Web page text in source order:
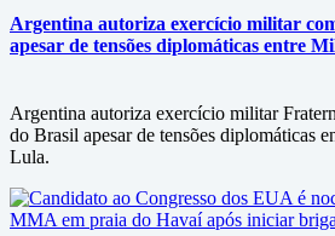
Argentina autoriza exercício militar
apesar de tensões diplomáticas entre
Argentina autoriza exercício militar
do Brasil apesar de tensões diplomáticas
Lula.